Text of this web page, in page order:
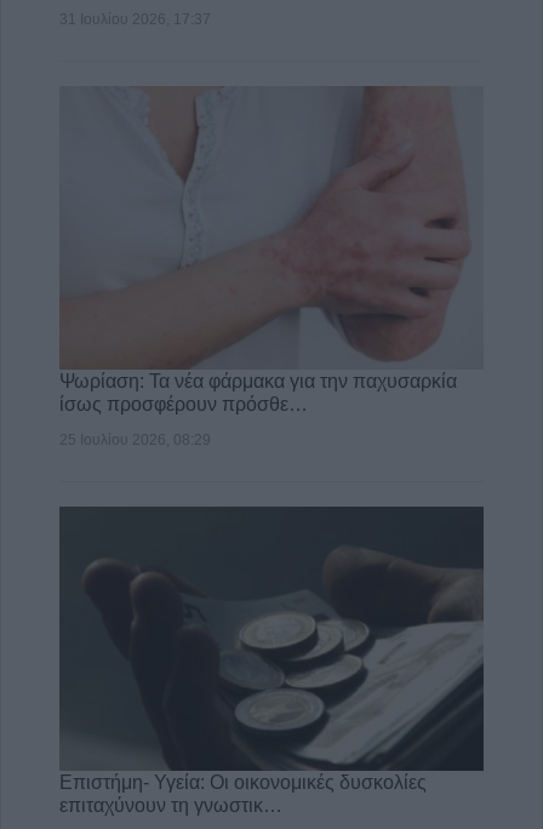
31 Ιουλίου 2026, 17:37
Ψωρίαση: Τα νέα φάρμακα για την παχυσαρκία
ίσως προσφέρουν πρόσθε…
25 Ιουλίου 2026, 08:29
Επιστήμη- Υγεία: Οι οικονομικές δυσκολίες
επιταχύνουν τη γνωστικ…